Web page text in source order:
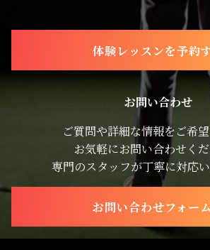
体験レッスンを予約
お問い合わせ
ご質問や詳細な情報をご希望
お気軽にお問い合わせくだ
専門のスタッフが丁寧に対応い
お問い合わせフォー